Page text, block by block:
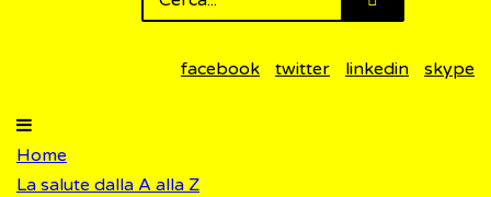
facebook twitter linkedin skype
Home
La salute dalla A alla Z